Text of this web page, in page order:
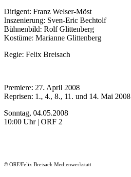
Dirigent: Franz Welser-Möst
Inszenierung: Sven-Eric Bechtolf
Bühnenbild: Rolf Glittenberg
Kostüme: Marianne Glittenberg
Regie: Felix Breisach
Premiere: 27. April 2008
Reprisen: 1., 4., 8., 11. und 14. Mai 2008
Sonntag, 04.05.2008
10:00 Uhr | ORF 2
© ORF/Felix Breisach Medienwerkstatt